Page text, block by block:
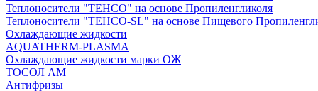
Теплоносители "ТЕНСО" на основе Пропиленгликоля
Теплоносители "ТЕНСО-SL" на основе Пищевого
Охлаждающие жидкости
AQUATHERM-PLASMA
Охлаждающие жидкости марки ОЖ
ТОСОЛ АМ
Антифризы